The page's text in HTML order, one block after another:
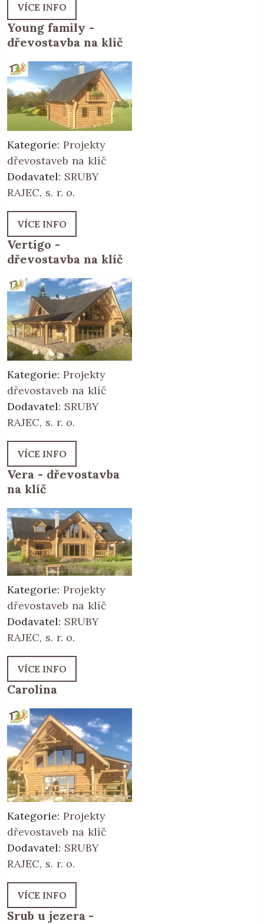
VÍCE INFO
Young family -
dřevostavba na klíč
Kategorie: Projekty
dřevostaveb na klíč
Dodavatel: SRUBY
RAJEC, s. r. o.
VÍCE INFO
Vertigo -
dřevostavba na klíč
Kategorie: Projekty
dřevostaveb na klíč
Dodavatel: SRUBY
RAJEC, s. r. o.
VÍCE INFO
Vera - dřevostavba
na klíč
Kategorie: Projekty
dřevostaveb na klíč
Dodavatel: SRUBY
RAJEC, s. r. o.
VÍCE INFO
Carolina
Kategorie: Projekty
dřevostaveb na klíč
Dodavatel: SRUBY
RAJEC, s. r. o.
VÍCE INFO
Srub u jezera -